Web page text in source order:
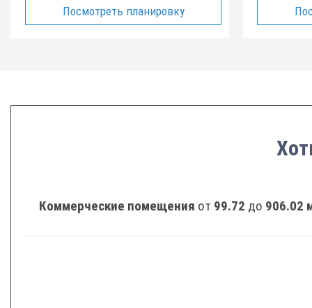
Посмотреть планировку
Коммерческие помещения от 99.72 до 906.02